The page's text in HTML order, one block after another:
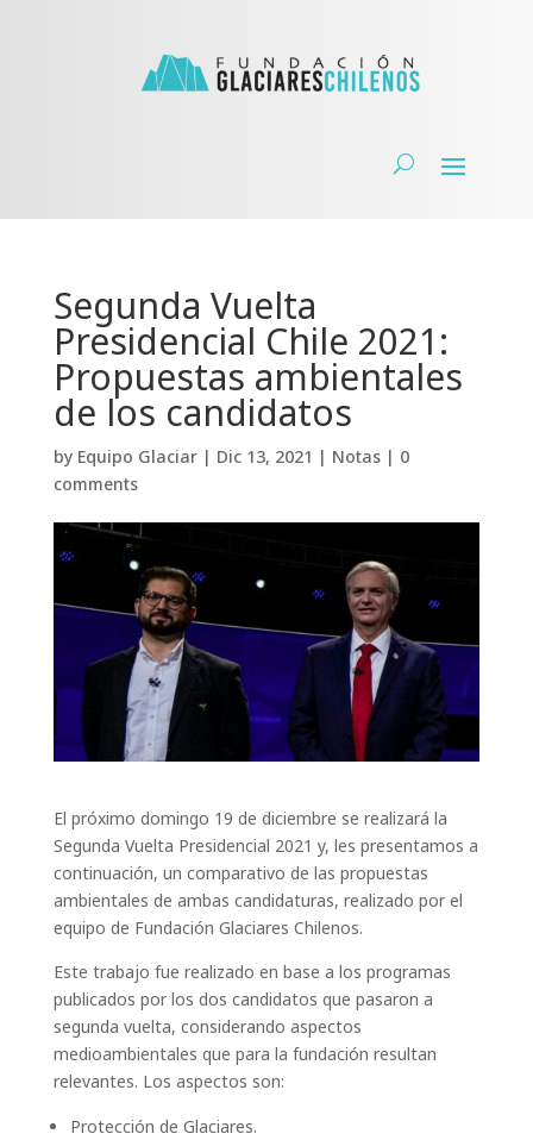
Segunda Vuelta
Presidencial Chile 2021:
Propuestas ambientales
de los candidatos
by Equipo Glaciar| Dic 13, 2021 | Notas| 0
comments
El próximo domingo 19 de diciembre se realizará la
Segunda Vuelta Presidencial 2021 y, les presentamos a
continuación, un comparativo de las propuestas
ambientales de ambas candidaturas, realizado por el
equipo de Fundación Glaciares Chilenos.
Este trabajo fue realizado en base a los programas
publicados por los dos candidatos que pasaron a
segunda vuelta, considerando aspectos
medioambientales que para la fundación resultan
relevantes. Los aspectos son:
Protección de Glaciares.